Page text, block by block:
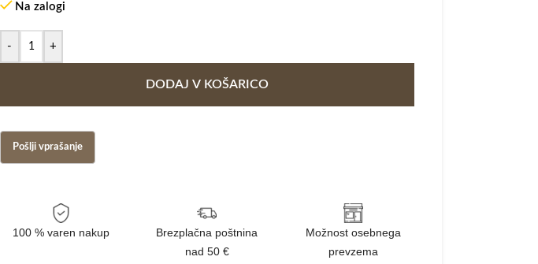
Na zalogi
- +
DODAJ V KOŠARICO
100 % varen nakup
Brezplačna poštnina
nad 50 €
Možnost osebnega
prevzema